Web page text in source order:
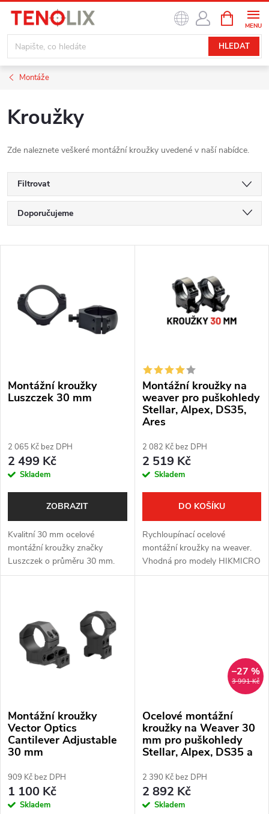
obsah
HLEDAT
NÁKUPNÍ
KOŠÍK
Montáže
Kroužky
Zde naleznete veškeré montážní kroužky uvedené v naší nabídce.
Filtrovat
Ř
a
e
p
r
d
u
t
ů
Doporučujeme
Nejprodávanější
Abecedně
p
p
o
d
u
k
t
ů
Montážní kroužky
Luszczek 30 mm
2 065 Kč bez DPH
2 499 Kč
Skladem
ZOBRAZIT
Kvalitní 30 mm ocelové
montážní kroužky značky
Luszczek o průměru 30 mm.
Montážní kroužky na
weaver pro puškohledy
Stellar, Alpex, DS35,
Ares
2 082 Kč bez DPH
2 519 Kč
Skladem
DO KOŠÍKU
Rychloupínací ocelové
montážní kroužky na weaver.
Vhodná pro modely HIKMICRO
Stellar, Alpex, PARD DS35 a
Montážní kroužky
Vector Optics
Cantilever Adjustable
30 mm
909 Kč bez DPH
1 100 Kč
Skladem
3 991 Kč
–27 %
Ocelové montážní
kroužky na Weaver 30
mm pro puškohledy
Stellar, Alpex, DS35 a
2 390 Kč bez DPH
2 892 Kč
Skladem